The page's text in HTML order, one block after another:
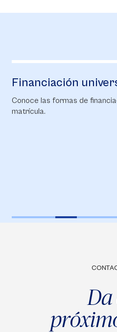
Financiación
Conoce las formas de
matrícula.